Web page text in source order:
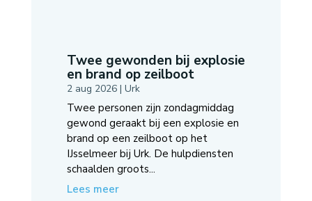
Twee gewonden bij explosie
en brand op zeilboot
2 aug 2026| Urk
Twee personen zijn zondagmiddag
gewond geraakt bij een explosie en
brand op een zeilboot op het
IJsselmeer bij Urk. De hulpdiensten
schaalden groots...
Lees meer